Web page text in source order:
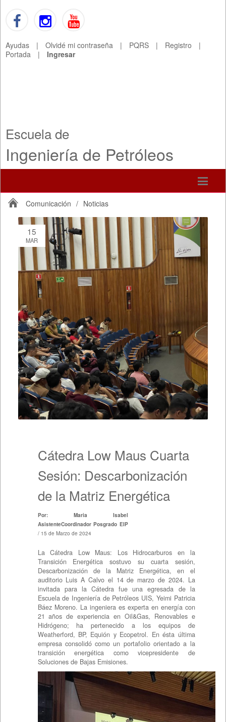
Ayudas | Olvidé mi contraseña | PQRS | Registro
|
Portada
| Ingresar
Escuela de
Ingeniería de Petróleos
Comunicación / Noticias